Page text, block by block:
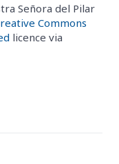
Señora del Pilar
Commons
licence via